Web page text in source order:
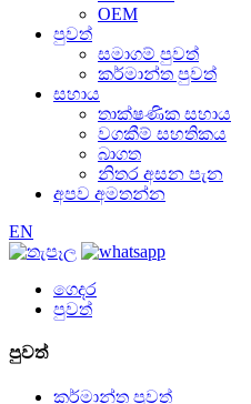
OEM
පුවත්
සමාගම් පුවත්
කර්මාන්ත පුවත්
සහාය
තාක්ෂණික සහාය
වගකීම් සහතිකය
බාගත
නිතර අසන පැන
අපව අමතන්න
EN
ගෙදර
පුවත්
පුවත්
කර්මාන්ත පුවත්